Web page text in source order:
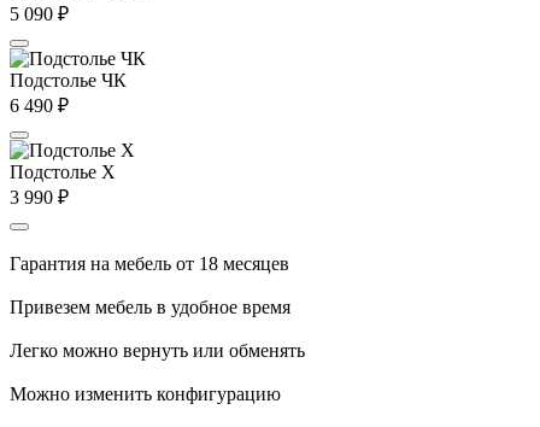
5 090 ₽
Подстолье ЧК
6 490 ₽
Подстолье X
3 990 ₽
Гарантия на мебель от 18 месяцев
Привезем мебель в удобное время
Легко можно вернуть или обменять
Можно изменить конфигурацию